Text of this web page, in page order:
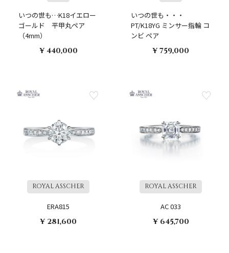
いつの世も…K18イエロー
ゴールド 平甲丸ペア
（4mm）
¥ 440,000
いつの世も・・・
PT/K18YG ミンサー指輪 コ
ンビ ペア
¥ 759,000
ROYAL ASSCHER
ERA815
¥ 281,600
ROYAL ASSCHER
AC 033
¥ 645,700